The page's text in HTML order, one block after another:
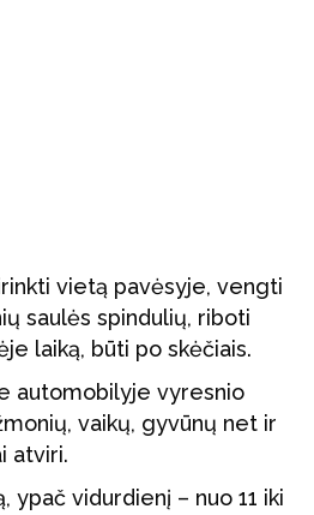
vietą pavėsyje, vengti
saulės spindulių, riboti
laiką, būti po skėčiais.
automobilyje vyresnio
vaikų, gyvūnų net ir
atviri.
ypač vidurdienį – nuo 11 iki